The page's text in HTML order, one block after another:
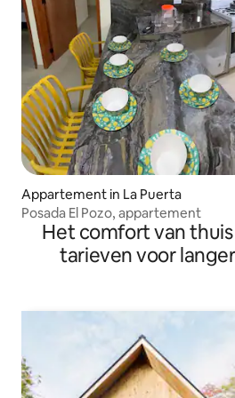
Appartement in La Puerta
Posada El Pozo, appartement
Het comfort van
tarieven voor